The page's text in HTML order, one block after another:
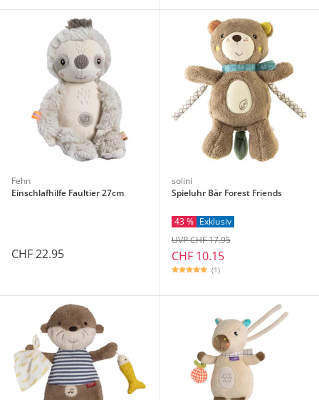
Fehn
Einschlafhilfe Faultier 27cm
CHF 22.95
solini
Spieluhr Bär Forest Friends
43 % Exklusiv
CHF 10.15
UVP CHF 17.95
(1)